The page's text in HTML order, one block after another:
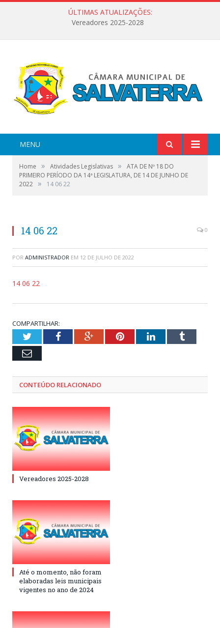
ÚLTIMAS ATUALIZAÇÕES:
Vereadores 2025-2028
MENU
Home » Atividades Legislativas »
ATA DE Nº 18 DO
PRIMEIRO PERÍODO DA 14ª LEGISLATURA, DE 14 DE JUNHO DE
2022 » 14 06 22
14 06 22 0
POR ADMINISTRADOR EM 12 DE JULHO DE 2022
14 06 22
COMPARTILHAR:
TwitterFacebookGoogle+PinterestLinkedInTumblr
Email
CONTEÚDO RELACIONADO
Vereadores 2025-2028
Até o momento, não foram
elaboradas leis municipais
vigentes no ano de 2024